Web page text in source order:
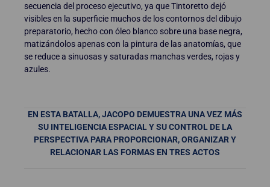
secuencia del proceso ejecutivo, ya que Tintoretto dejó
visibles en la superficie muchos de los contornos del dibujo
preparatorio, hecho con óleo blanco sobre una base negra,
matizándolos apenas con la pintura de las anatomías, que
se reduce a sinuosas y saturadas manchas verdes, rojas y
azules.
EN ESTA BATALLA, JACOPO DEMUESTRA UNA VEZ MÁS
SU INTELIGENCIA ESPACIAL Y SU CONTROL DE LA
PERSPECTIVA PARA PROPORCIONAR, ORGANIZAR Y
RELACIONAR LAS FORMAS EN TRES ACTOS